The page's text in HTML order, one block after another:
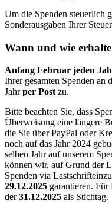
Um die Spenden steuerlich
Sonder­ausgaben Ihrer
Wann und wie
An­fang Februar jeden
Ihrer gesamten Spenden an
Jahrper Postzu.
Bitte beachten Sie, dass
Über­weisung eine längere
die Sie über PayPal oder
noch auf das Jahr 2024
selben Jahr auf unserem
können wir, auf Grund der
Spenden via
29.12.2025 garantieren.
der31.12.2025 als Stichtag.